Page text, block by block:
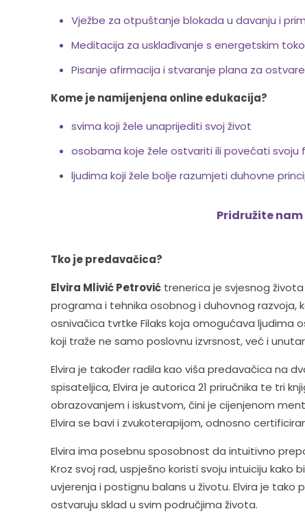
Vježbe za otpuštanje blokada u davanju i
Meditacija za usklađivanje s energetskim
Pisanje afirmacija i stvaranje plana za
Kome je namijenjena online edukacija?
svima koji žele unaprijediti svoj život
osobama koje žele ostvariti ili povećati svoju
ljudima koji žele bolje razumjeti duhovne
Pridružite
Tko je predavačica?
Elvira Mlivić Petrović trenerica je svjesnog
programa i tehnika osobnog i duhovnog razvoja,
osnivačica tvrtke Filaks koja omogućava ljudima
koji traže ne samo poslovnu izvrsnost, već i
Elvira je također radila kao viša predavačica na
spisateljica, Elvira je autorica 21 priručnika te tri
obrazovanjem i iskustvom, čini je cijenjenom
Elvira se bavi i zvukoterapijom, odnosno
Elvira ima posebnu sposobnost da intuitivno
Kroz svoj rad, uspješno koristi svoju intuiciju
uvjerenja i postignu balans u životu. Elvira je
ostvaruju sklad u svim područjima života.